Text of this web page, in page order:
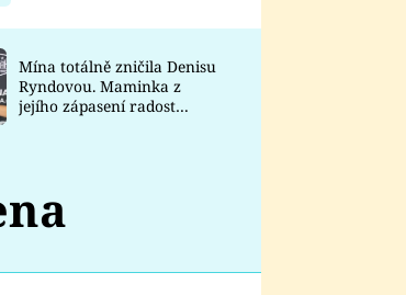
Prima Lajk
Sledujte nás
Mína totálně zničila Denisu
Ryndovou. Maminka z
jejího zápasení radost